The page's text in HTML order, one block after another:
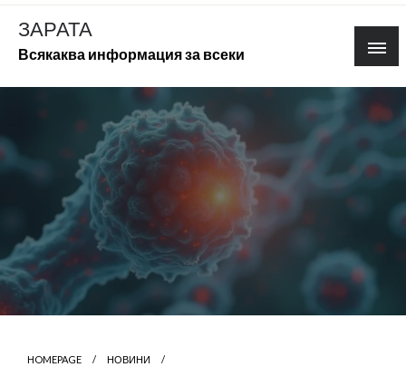
Skip
content
ЗАРАТА
Всякаква информация за всеки
HOMEPAGE
НОВИНИ